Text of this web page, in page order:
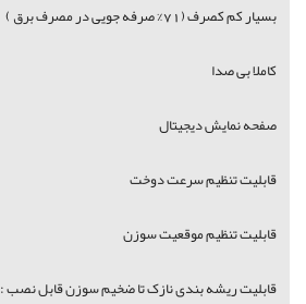
بسیار کم کصرف (71% صرفه جویی در مصرف برق )
کاملا بی صدا
صفحه نمایش دیجیتال
قابلیت تنظیم سرعت دوخت
قابلیت تنظیم موقعیت سوزن
قابلیت ریشه بندی نازک تا ضخیم سوزن قابل نصب : 10 - 18